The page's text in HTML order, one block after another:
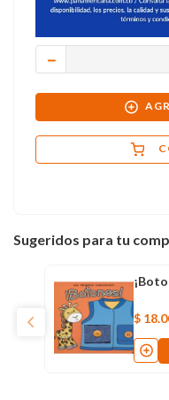
－
Sugeridos para tu
$ 18.